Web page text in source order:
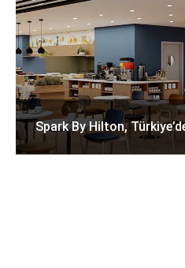
Spark By Hilton,